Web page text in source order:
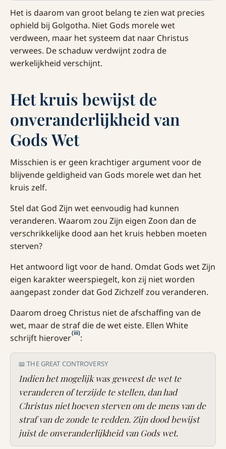
Het is daarom van groot belang te zien wat precies
ophield bij Golgotha. Niet Gods morele wet
verdween, maar het systeem dat naar Christus
verwees. De schaduw verdwijnt zodra de
werkelijkheid verschijnt.
Het kruis bewijst de
onveranderlijkheid van
Gods Wet
Misschien is er geen krachtiger argument voor de
blijvende geldigheid van Gods morele wet dan het
kruis zelf.
Stel dat God Zijn wet eenvoudig had kunnen
veranderen. Waarom zou Zijn eigen Zoon dan de
verschrikkelijke dood aan het kruis hebben moeten
sterven?
Het antwoord ligt voor de hand. Omdat Gods wet Zijn
eigen karakter weerspiegelt, kon zij niet worden
aangepast zonder dat God Zichzelf zou veranderen.
Daarom droeg Christus niet de afschaffing van de
wet, maar de straf die de wet eiste. Ellen White
schrijft hierover(iii):
📖 THE GREAT CONTROVERSY
Indien het mogelijk was geweest de wet te
veranderen of terzijde te stellen, dan had
Christus niet hoeven sterven om de mens van de
straf van de zonde te redden. Zijn dood bewijst
juist de onveranderlijkheid van Gods wet.